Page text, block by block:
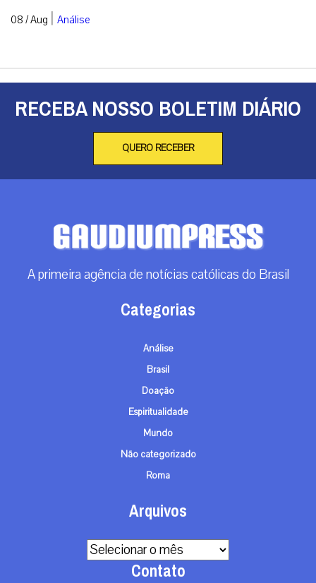
08 / Aug | Análise
RECEBA NOSSO BOLETIM DIÁRIO
QUERO RECEBER
A primeira agência de notícias católicas do Brasil
Categorias
Análise
Brasil
Doação
Espiritualidade
Mundo
Não categorizado
Roma
Arquivos
Arquivos
Contato